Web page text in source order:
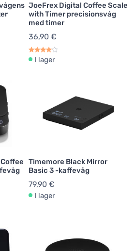
JoeFrex Digital Coffee Scale
with Timer precisionsvåg
med timer
36,90 €
I lager
Timemore Black Mirror
Basic 3 -kaffevåg
79,90 €
I lager